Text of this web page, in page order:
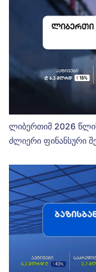
ლიბერთიმ 2026
ძლიერი ფინანსური